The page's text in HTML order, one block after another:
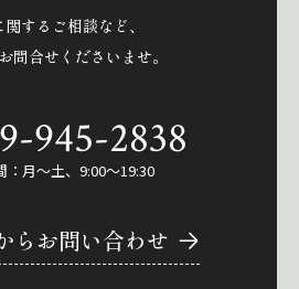
するご相談など、
問合せくださいませ。
945-2838
：月～土、9:00～19:30
らお問い合わせ